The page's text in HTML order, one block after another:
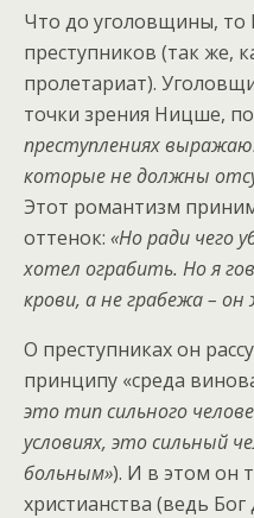
Что до уголовщины,
преступников (так же,
пролетариат).
точки зрения Ницше,
преступлениях
которые не должны
Этот романтизм
оттенок: «Но ради чего
хотел ограбить. Но я
крови, а не грабежа –
О преступниках он
принципу «среда
это тип сильного
условиях, это сильный
больным»). И в этом он
христианства (ведь